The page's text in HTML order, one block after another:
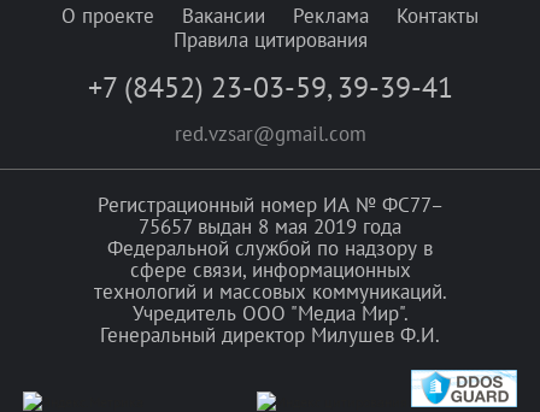
О проекте Вакансии Реклама
Контакты
Правила цитирования
+7 (8452) 23-03-59, 39-39-41
red.vzsar@gmail.com
Регистрационный номер ИА № ФС77–
75657 выдан 8 мая 2019 года
Федеральной службой по надзору в
сфере связи, информационных
технологий и массовых коммуникаций.
Учредитель ООО "Медиа Мир".
Генеральный директор Милушев Ф.И.